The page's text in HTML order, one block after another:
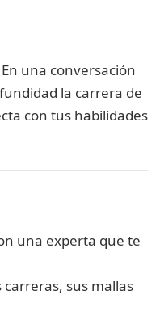
una conversación
la carrera de
con tus habilidades
una experta que te
carreras, sus mallas